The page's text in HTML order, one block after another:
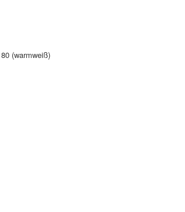
(warmweiß)